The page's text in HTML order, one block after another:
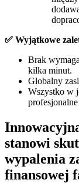
✅ Wyjątkowe
Brak
kilka minut.
Globalny
Wszystko w
stanowi
wypalenia
finansowej